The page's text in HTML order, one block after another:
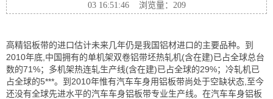
03 16:51:46 浏览量：209
高精铝板带的进口估计未来几年仍是我国铝材进口的主要品种。到
2010年底,中国拥有的单机架双卷铝带坯热轧机(含在建)已占全球总台
数的71%；多机架热连轧生产线(含在建)已占全球的29%；冷轧机已
占全球的5***。到2010年惟有汽车车身用铝板带尚处于空缺状态,至今
还没有全球先进水平的汽车车身铝板带专业生产线。在汽车车身铝板